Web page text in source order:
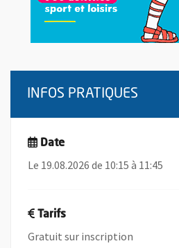
INFOS PRATIQUES
Date
Le 19.08.2026 de 10:15 à 11:45
Tarifs
Gratuit sur inscription